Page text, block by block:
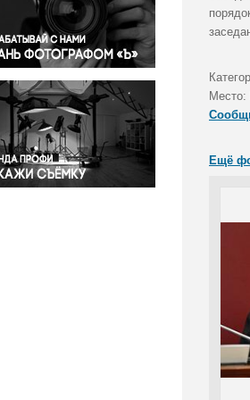
Правосудие
Происшествия и конфликты
Религия
Светская жизнь
Спорт
Экология
Экономика и бизнес
Место:
Ещё